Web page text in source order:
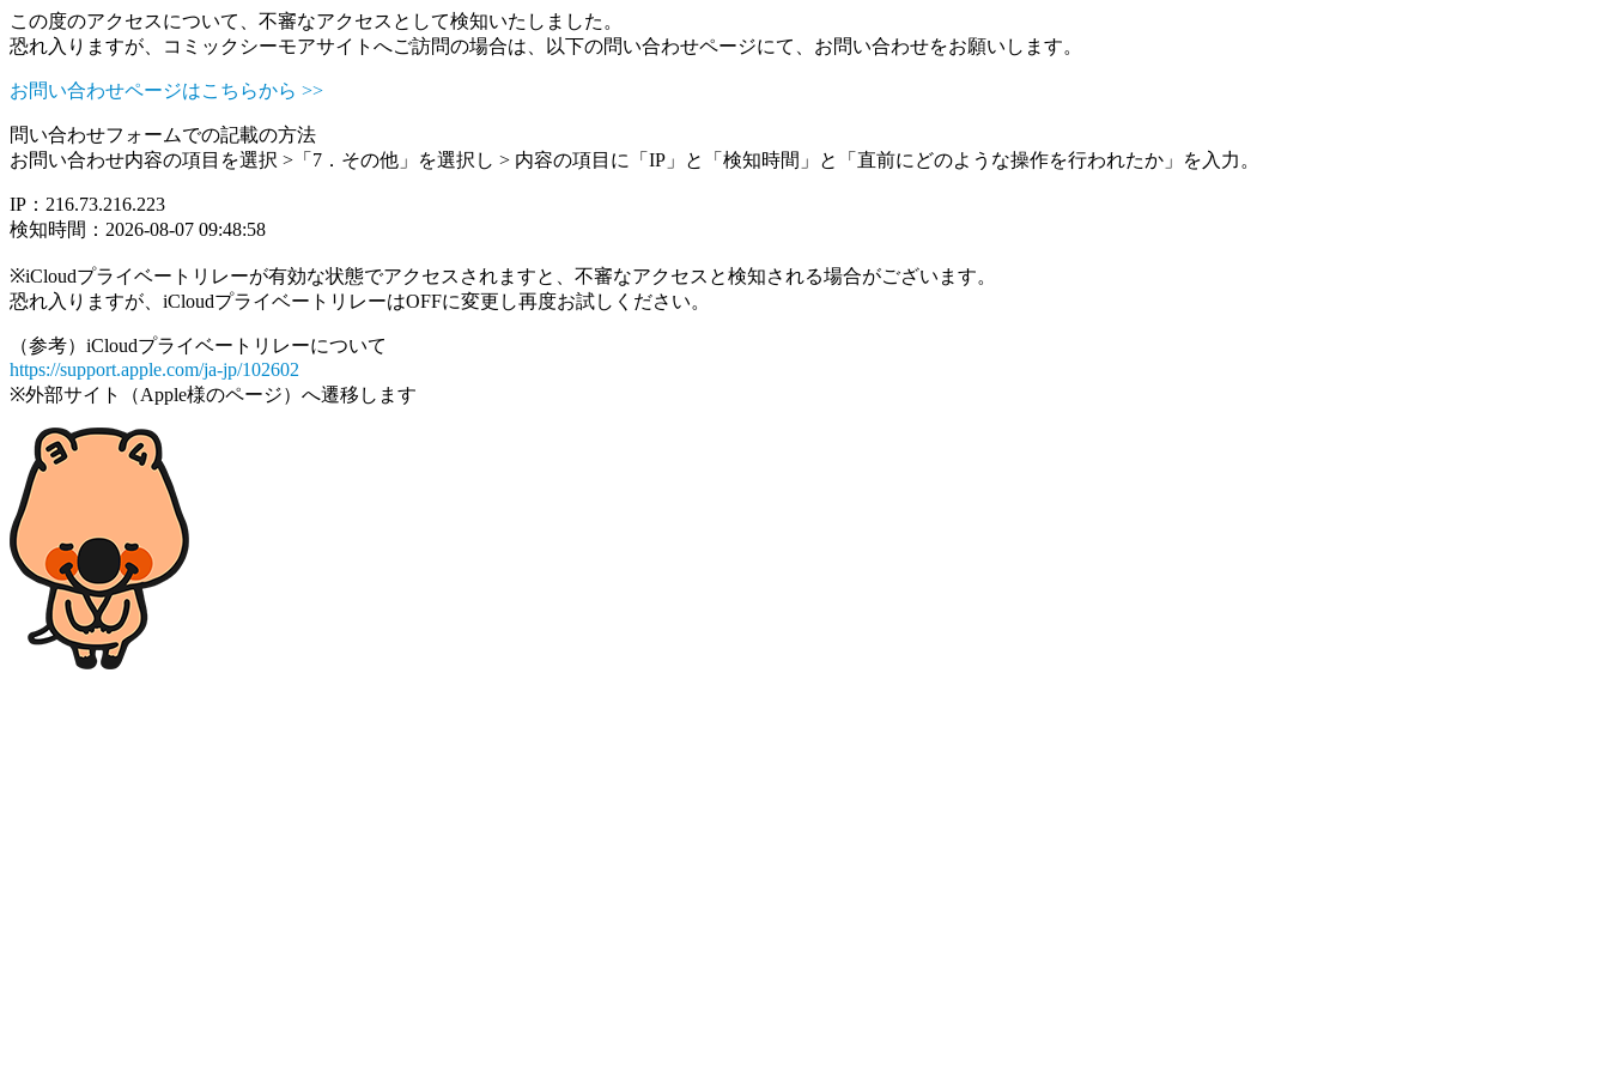
この度のアクセスについて、不審なアクセスとして検知いたしました。
恐れ入りますが、コミックシーモアサイトへご訪問の場合は、以下の問い合わせページにて、お問い合わせをお願いします。
お問い合わせページはこちらから >>
問い合わせフォームでの記載の方法
お問い合わせ内容の項目を選択 >「7．その他」を選択し > 内容の項目に「IP」と「検知時間」と「直前にどのような操作を行われたか」を入力。
IP：216.73.216.223
検知時間：2026-08-07 09:48:58
※iCloudプライベートリレーが有効な状態でアクセスされますと、不審なアクセスと検知される場合がございます。
恐れ入りますが、iCloudプライベートリレーはOFFに変更し再度お試しください。
（参考）iCloudプライベートリレーについて
https://support.apple.com/ja-jp/102602
※外部サイト（Apple様のページ）へ遷移します